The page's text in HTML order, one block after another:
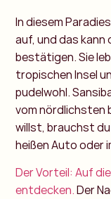
In diesem
auf, und das kann
bestätigen. Sie
tropischen Insel
pudelwohl.
vom nördlichsten
willst, brauchst du
heißen Auto oder
Der Vorteil: Auf
entdecken.Der